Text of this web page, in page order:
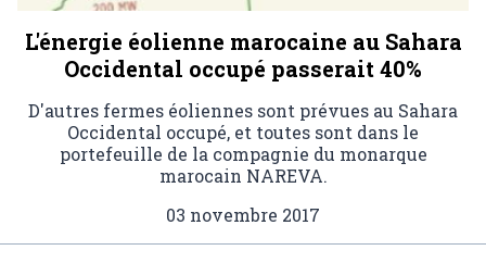
L'énergie éolienne marocaine au Sahara
Occidental occupé passerait 40%
D'autres fermes éoliennes sont prévues au Sahara
Occidental occupé, et toutes sont dans le
portefeuille de la compagnie du monarque
marocain NAREVA.
03 novembre 2017